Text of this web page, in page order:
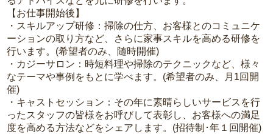
【お仕事開始後】
・スキルアップ研修：掃除の仕方、お客様とのコミュニケ
ーションの取り方など、さらに家事スキルを高める研修を
行います。(希望者のみ、随時開催)
・カジーサロン：時短料理や掃除のテクニックなど、様々
なテーマや事例をもとに学べます。(希望者のみ、月1回開
催)
・キャストセッション：その年に素晴らしいサービスを行
ったスタッフの皆様をお呼びして表彰し、お客様への満足
度を高める方法などをシェアします。(招待制･年１回開催)